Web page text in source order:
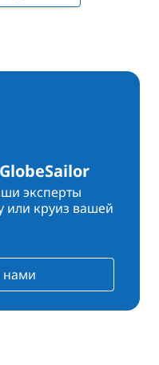
эксперты
или круиз вашей
нами